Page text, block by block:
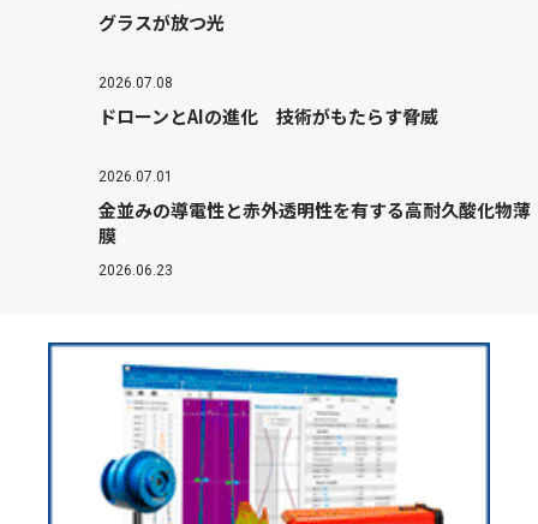
グラスが放つ光
2026.07.08
ドローンとAIの進化 技術がもたらす脅威
2026.07.01
金並みの導電性と赤外透明性を有する高耐久酸化物薄
膜
2026.06.23